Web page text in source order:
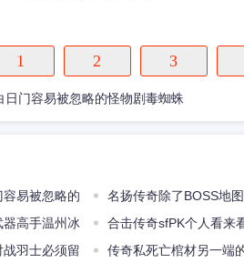
1 2 3
日门容易被忽略的怪物剧毒蜘蛛
易被忽略的
名扬传奇除了BOSS地
地图也让玩家收获颇丰
高手温州冰
合击传奇sfPK个人看来
羽士必须留
传奇私死亡棺材另一端